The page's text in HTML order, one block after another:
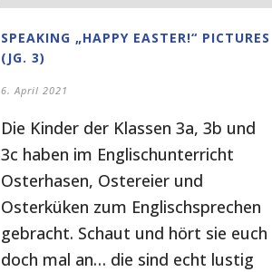
SPEAKING „HAPPY EASTER!“ PICTURES
(JG. 3)
6. April 2021
Die Kinder der Klassen 3a, 3b und
3c haben im Englischunterricht
Osterhasen, Ostereier und
Osterküken zum Englischsprechen
gebracht. Schaut und hört sie euch
doch mal an… die sind echt lustig